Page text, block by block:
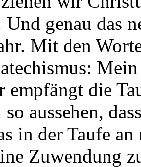
Und genau das
Mit den
empfängt die
so aussehen,
in der Taufe
Zuwendung